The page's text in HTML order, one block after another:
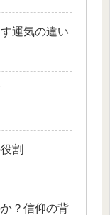
運気の違い
割
？信仰の背